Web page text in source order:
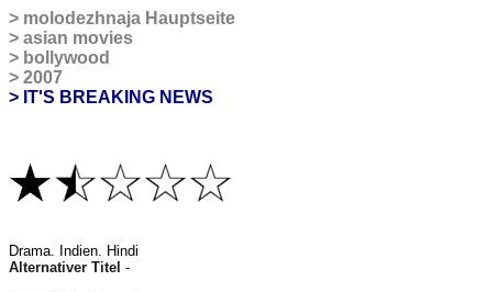
> molodezhnaja Hauptseite
> asian movies
> bollywood
> 2007
> IT'S BREAKING NEWS
Drama. Indien. Hindi
Alternativer Titel -